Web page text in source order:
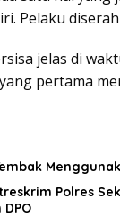
Pelaku
jelas di
pertama
Polres